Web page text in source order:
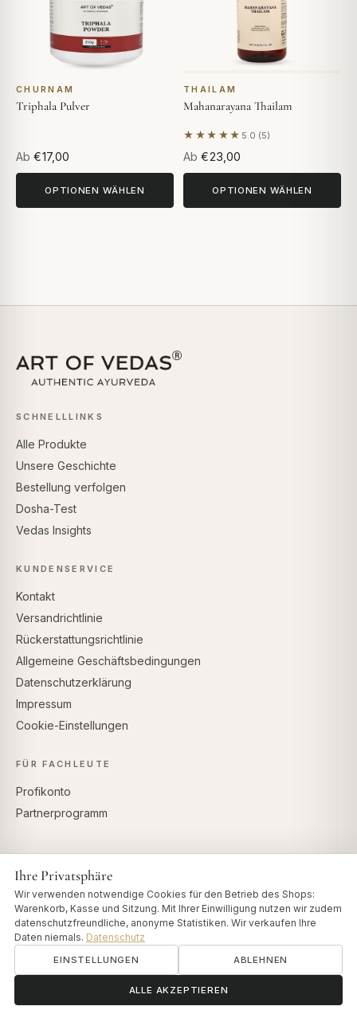
CHURNAM
Triphala Pulver
Ab €17,00
OPTIONEN WÄHLEN
THAILAM
Mahanarayana Thailam
★★★★★ 5.0 (5)
Basierend auf 5
Ab €23,00
OPTIONEN WÄHLEN
SCHNELLLINKS
Alle Produkte
Unsere Geschichte
Bestellung verfolgen
Dosha-Test
Vedas Insights
KUNDENSERVICE
Kontakt
Versandrichtlinie
Rückerstattungsrichtlinie
Allgemeine Geschäftsbedingungen
Datenschutzerklärung
Impressum
Cookie-Einstellungen
FÜR FACHLEUTE
Profikonto
Partnerprogramm
ॐBrauchen Sie Hilfe?
Ihre Privatsphäre
Wir verwenden notwendige Cookies für den Betrieb des Shops:
Warenkorb, Kasse und Sitzung. Mit Ihrer Einwilligung nutzen wir zudem
datenschutzfreundliche, anonyme Statistiken. Wir verkaufen Ihre
Daten niemals. Datenschutz
EINSTELLUNGEN ABLEHNEN
ALLE AKZEPTIEREN